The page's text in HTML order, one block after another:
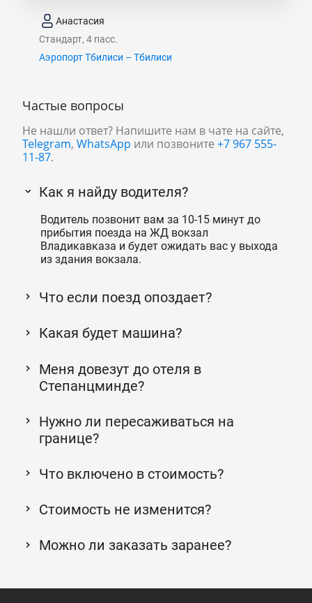
Анастасия
Стандарт, 4 пасс.
Аэропорт Тбилиси – Тбилиси
Частые вопросы
Не нашли ответ? Напишите нам в чате на сайте,
Telegram, WhatsApp или позвоните +7 967 555-
11-87.
Как я найду водителя?
Водитель позвонит вам за 10-15 минут до
прибытия поезда на ЖД вокзал
Владикавказа и будет ожидать вас у выхода
из здания вокзала.
Что если поезд опоздает?
Какая будет машина?
Меня довезут до отеля в
Степанцминде?
Нужно ли пересаживаться на
границе?
Что включено в стоимость?
Стоимость не изменится?
Можно ли заказать заранее?